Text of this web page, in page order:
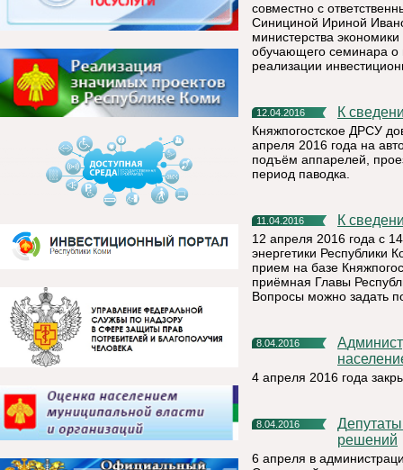
совместно с
Синициной Ириной
министерства
обучающего семинара
реализации
12.04.2016 К
Княжпогостское ДРСУ
апреля 2016 года на
подъём аппарелей,
период паводка.
11.04.2016 К
12 апреля 2016 года с
энергетики Республики
прием на базе
приёмная Главы
Вопросы можно задать
8.04.2016
Администрация МР «Княжпогостский» информирует
4 апреля 2016 года
8.04.2016
Депутаты заслушали отчеты и приняли ряд важных
решений
6 апреля в